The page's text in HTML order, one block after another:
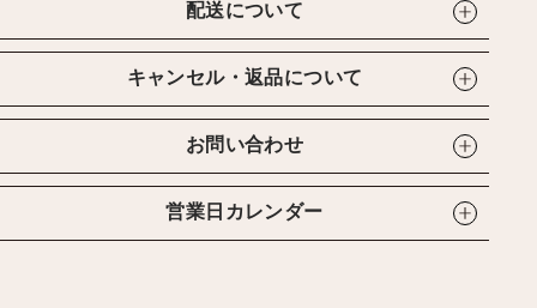
配送について
キャンセル・返品について
お問い合わせ
営業日カレンダー